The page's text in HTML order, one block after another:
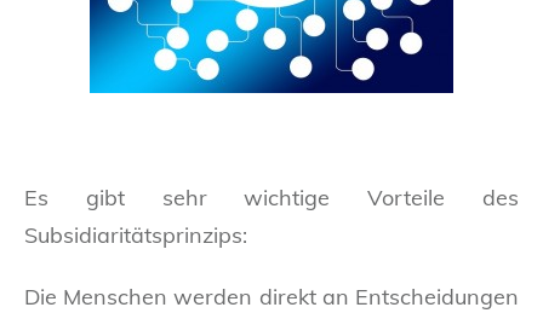
Es gibt sehr wichtige Vorteile des
Subsidiaritätsprinzips:
Die Menschen werden direkt an Entscheidungen